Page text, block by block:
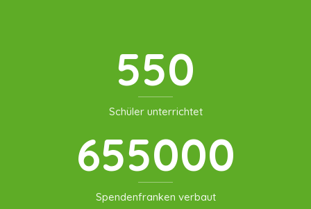
550
Schüler unterrichtet
655000
Spendenfranken verbaut